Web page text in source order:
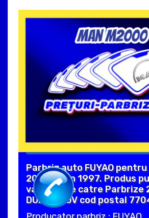
Parbriz auto FUYAO pentru
2000 L, din 1997. Produs
vanzare de catre Parbrize
DUDU ILFOV cod postal